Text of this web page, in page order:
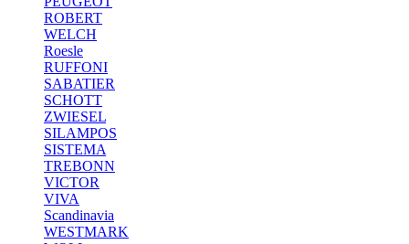
ROBERT
WELCH
Roesle
RUFFONI
SABATIER
SCHOTT
ZWIESEL
SILAMPOS
SISTEMA
TREBONN
VICTOR
VIVA
Scandinavia
WESTMARK